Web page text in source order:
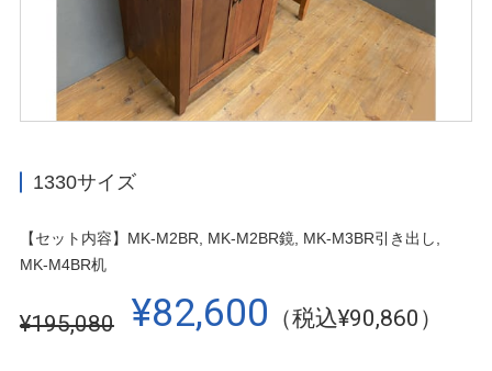
1330サイズ
【セット内容】MK-M2BR, MK-M2BR鏡, MK-M3BR引き出し,
MK-M4BR机
¥195,080 ¥82,600 （税込¥90,860）